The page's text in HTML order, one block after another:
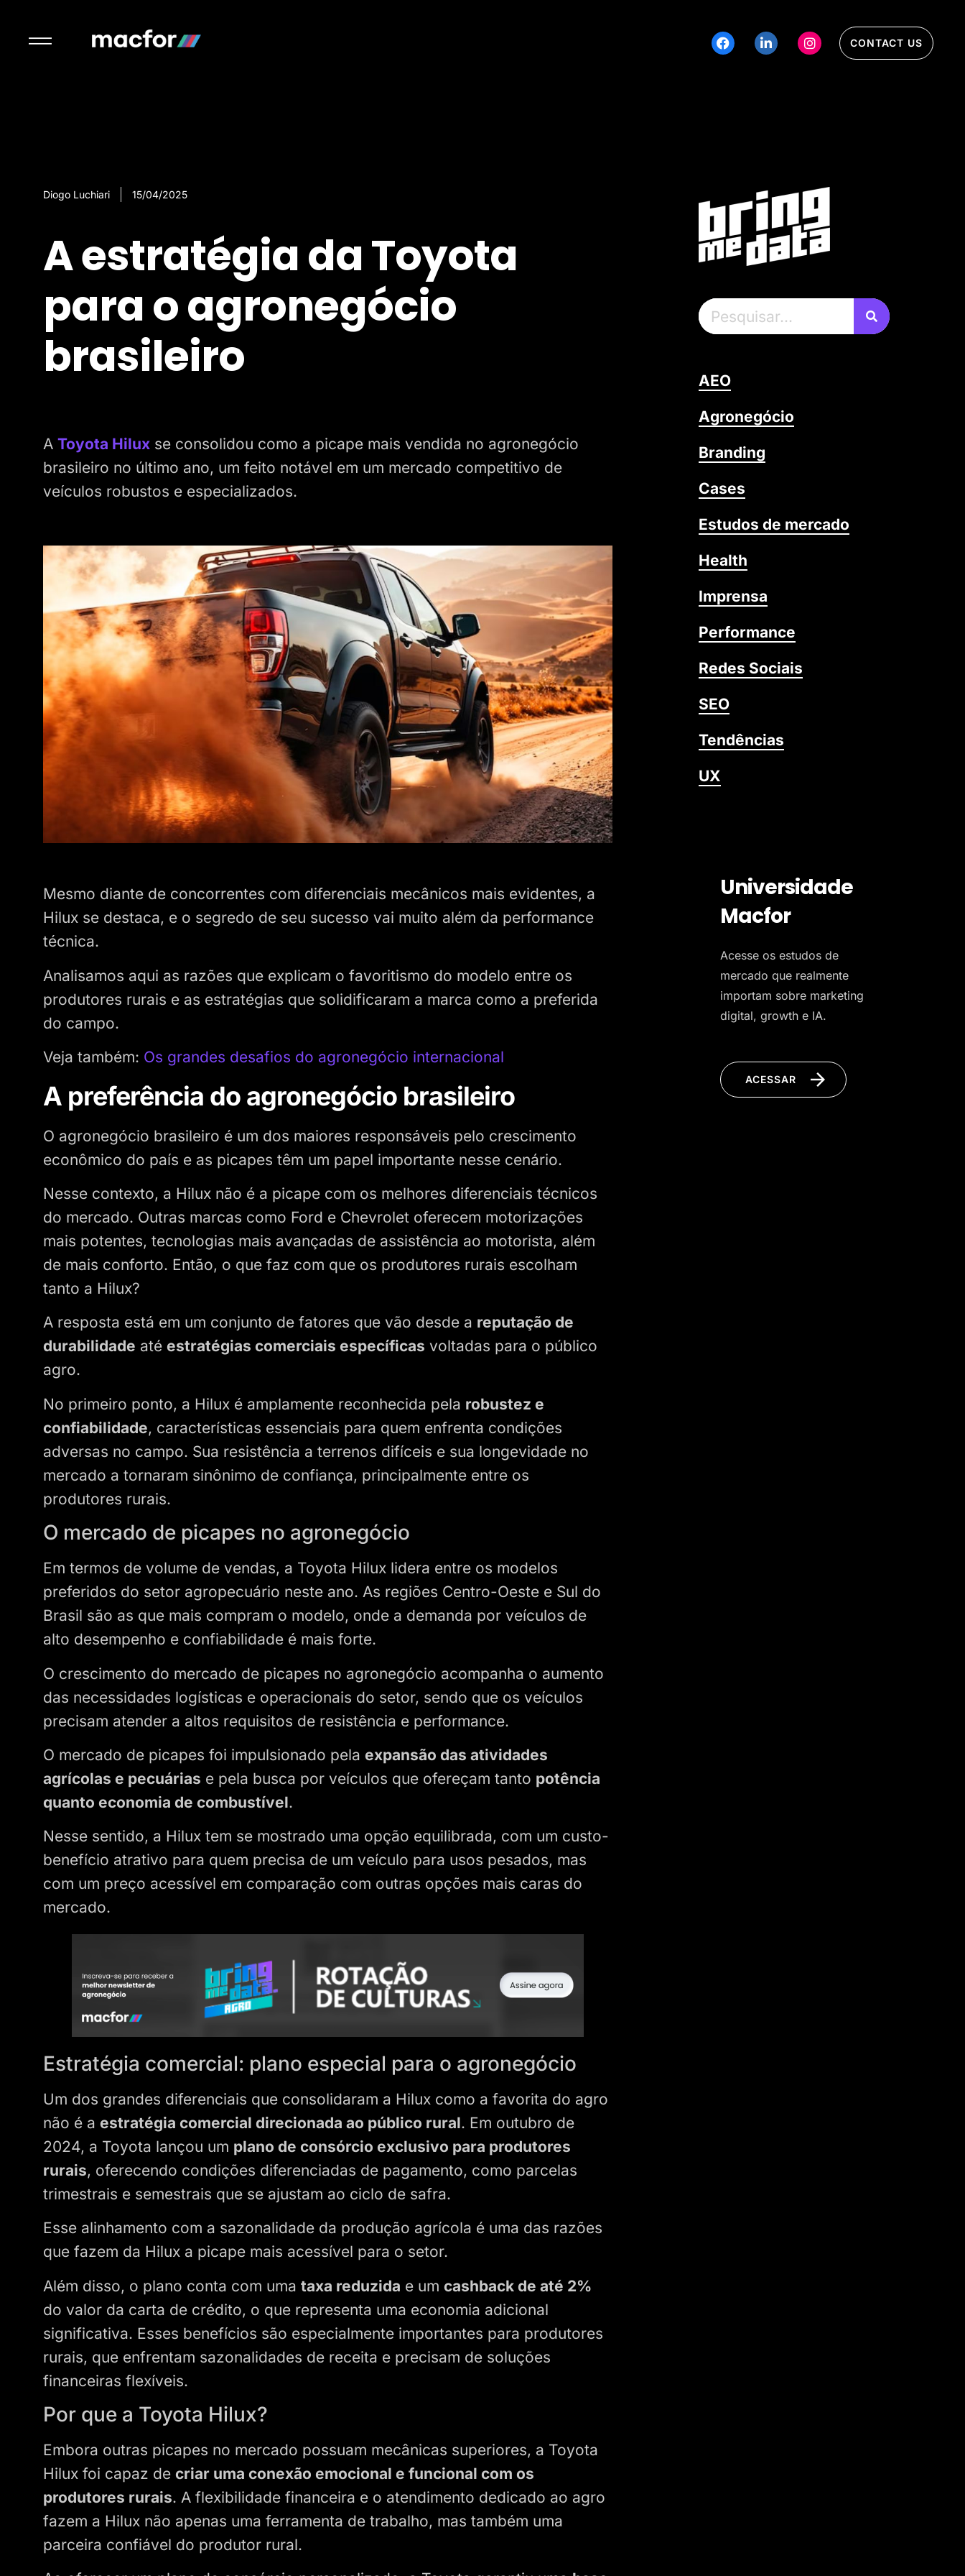
CONTACT US
Diogo Luchiari 15/04/2025
A estratégia da Toyota
para o agronegócio
brasileiro
A Toyota Hilux se consolidou como a picape mais vendida no agronegócio
brasileiro no último ano, um feito notável em um mercado competitivo de
veículos robustos e especializados.
Mesmo diante de concorrentes com diferenciais mecânicos mais evidentes, a
Hilux se destaca, e o segredo de seu sucesso vai muito além da performance
técnica.
Analisamos aqui as razões que explicam o favoritismo do modelo entre os
produtores rurais e as estratégias que solidificaram a marca como a preferida
do campo.
Veja também: Os grandes desafios do agronegócio internacional
A preferência do agronegócio brasileiro
O agronegócio brasileiro é um dos maiores responsáveis pelo crescimento
econômico do país e as picapes têm um papel importante nesse cenário.
Nesse contexto, a Hilux não é a picape com os melhores diferenciais técnicos
do mercado. Outras marcas como Ford e Chevrolet oferecem motorizações
mais potentes, tecnologias mais avançadas de assistência ao motorista, além
de mais conforto. Então, o que faz com que os produtores rurais escolham
tanto a Hilux?
A resposta está em um conjunto de fatores que vão desde a reputação de
durabilidade até estratégias comerciais específicas voltadas para o público
agro.
No primeiro ponto, a Hilux é amplamente reconhecida pela robustez e
confiabilidade, características essenciais para quem enfrenta condições
adversas no campo. Sua resistência a terrenos difíceis e sua longevidade no
mercado a tornaram sinônimo de confiança, principalmente entre os
produtores rurais.
O mercado de picapes no agronegócio
Em termos de volume de vendas, a Toyota Hilux lidera entre os modelos
preferidos do setor agropecuário neste ano. As regiões Centro-Oeste e Sul do
Brasil são as que mais compram o modelo, onde a demanda por veículos de
alto desempenho e confiabilidade é mais forte.
O crescimento do mercado de picapes no agronegócio acompanha o aumento
das necessidades logísticas e operacionais do setor, sendo que os veículos
precisam atender a altos requisitos de resistência e performance.
O mercado de picapes foi impulsionado pela expansão das atividades
agrícolas e pecuárias e pela busca por veículos que ofereçam tanto potência
quanto economia de combustível.
Nesse sentido, a Hilux tem se mostrado uma opção equilibrada, com um custo-
benefício atrativo para quem precisa de um veículo para usos pesados, mas
com um preço acessível em comparação com outras opções mais caras do
mercado.
Estratégia comercial: plano especial para o agronegócio
Um dos grandes diferenciais que consolidaram a Hilux como a favorita do agro
não é a estratégia comercial direcionada ao público rural. Em outubro de
2024, a Toyota lançou um plano de consórcio exclusivo para produtores
rurais, oferecendo condições diferenciadas de pagamento, como parcelas
trimestrais e semestrais que se ajustam ao ciclo de safra.
Esse alinhamento com a sazonalidade da produção agrícola é uma das razões
que fazem da Hilux a picape mais acessível para o setor.
Além disso, o plano conta com uma taxa reduzida e um cashback de até 2%
do valor da carta de crédito, o que representa uma economia adicional
significativa. Esses benefícios são especialmente importantes para produtores
rurais, que enfrentam sazonalidades de receita e precisam de soluções
financeiras flexíveis.
Por que a Toyota Hilux?
Embora outras picapes no mercado possuam mecânicas superiores, a Toyota
Hilux foi capaz de criar uma conexão emocional e funcional com os
produtores rurais. A flexibilidade financeira e o atendimento dedicado ao agro
fazem a Hilux não apenas uma ferramenta de trabalho, mas também uma
parceira confiável do produtor rural.
AEO
Agronegócio
Branding
Cases
Estudos de mercado
Health
Imprensa
Performance
Redes Sociais
SEO
Tendências
UX
Universidade
Macfor
Acesse os estudos de
mercado que realmente
importam sobre marketing
digital, growth e IA.
ACESSAR